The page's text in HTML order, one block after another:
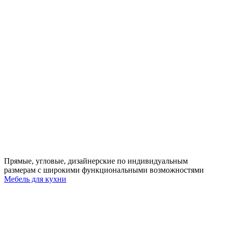
Прямые, угловые, дизайнерские по индивидуальным
размерам с широкими функциональными возможностями
Мебель для кухни